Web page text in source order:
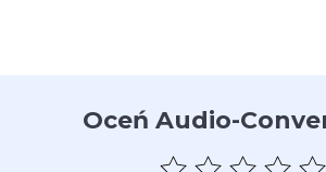
Oceń Audio-